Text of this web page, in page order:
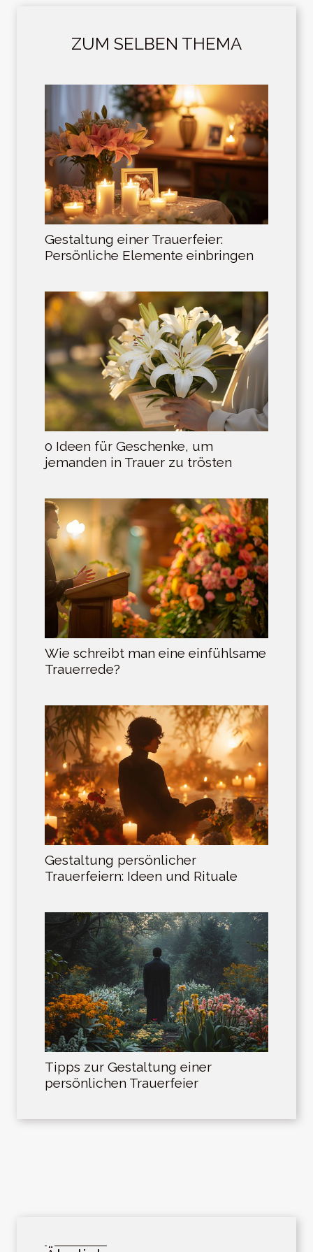
ZUM SELBEN THEMA
Gestaltung einer Trauerfeier:
Persönliche Elemente einbringen
0 Ideen für Geschenke, um
jemanden in Trauer zu trösten
Wie schreibt man eine einfühlsame
Trauerrede?
Gestaltung persönlicher
Trauerfeiern: Ideen und Rituale
Tipps zur Gestaltung einer
persönlichen Trauerfeier